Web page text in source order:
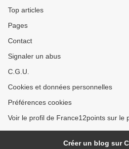
Top articles
Pages
Contact
Signaler un abus
C.G.U.
Cookies et données personnelles
Préférences cookies
Voir le profil de France12points sur le
Créer un blog sur